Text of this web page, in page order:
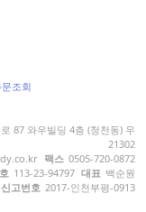
문조회
87 와우빌딩 4층 (청천동) 우
21302
팩스 0505-720-0872
113-23-94797 대표 백순원
고번호 2017-인천부평-0913